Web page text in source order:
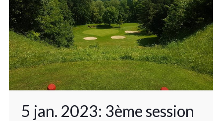
5 jan. 2023: 3ème session